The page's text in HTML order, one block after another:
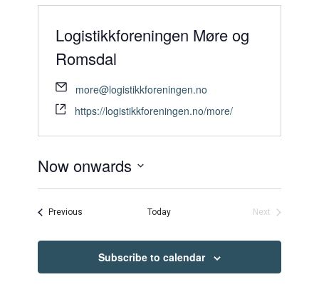
Logistikkforeningen Møre og
Romsdal
more@logistikkforeningen.no
https://logistikkforeningen.no/more/
Now onwards
Previous
Today
Next
Subscribe to calendar